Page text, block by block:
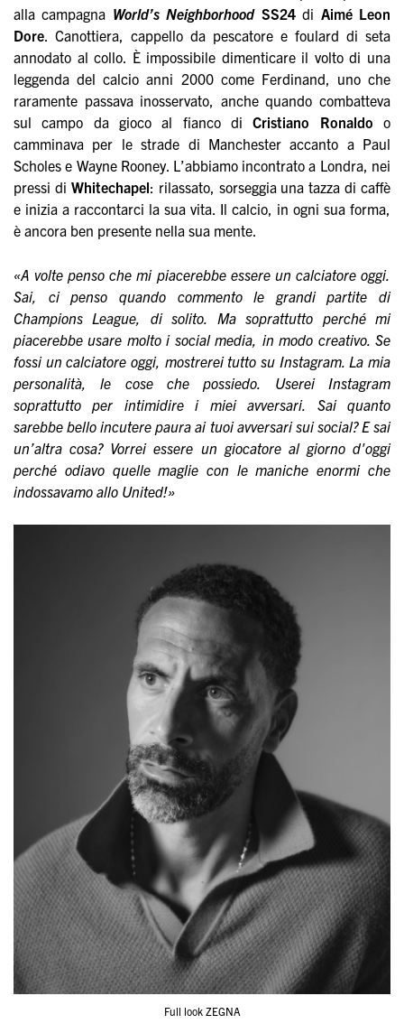
alla campagna World’s NeighborhoodSS24di Aimé Leon
Dore. Canottiera, cappello da pescatore e foulard di seta
annodato al collo. È impossibile dimenticare il volto di una
leggenda del calcio anni 2000 come Ferdinand, uno che
raramente passava inosservato, anche quando combatteva
sul campo da gioco al fianco diCristiano Ronaldo o
camminava per le strade di Manchester accanto a Paul
Scholes e Wayne Rooney. L’abbiamo incontrato a Londra, nei
pressi di Whitechapel: rilassato, sorseggia una tazza di caffè
e inizia a raccontarci la sua vita. Il calcio, in ogni sua forma,
è ancora ben presente nella sua mente.
«A volte penso che mi piacerebbe essere un calciatore oggi.
Sai, ci penso quando commento le grandi partite di
Champions League, di solito. Ma soprattutto perché mi
piacerebbe usare molto i social media, in modo creativo. Se
fossi un calciatore oggi, mostrerei tutto su Instagram. La mia
personalità, le cose che possiedo. Userei Instagram
soprattutto per intimidire i miei avversari. Sai quanto
sarebbe bello incutere paura ai tuoi avversari sui social? E sai
un’altra cosa? Vorrei essere un giocatore al giorno d'oggi
perché odiavo quelle maglie con le maniche enormi che
indossavamo allo United!»
Full look ZEGNA